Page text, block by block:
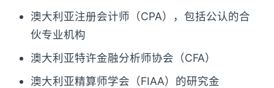
澳大利亚注册会计师（CPA），包括公认的合
伙专业机构
澳大利亚特许金融分析师协会（CFA）
澳大利亚精算师学会（FIAA）的研究金